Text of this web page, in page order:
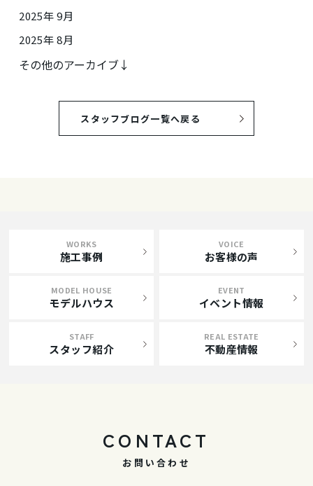
2025年 9月
2025年 8月
その他のアーカイブ↓
スタッフブログ一覧へ戻る
WORKS
施工事例
VOICE
お客様の声
MODEL HOUSE
モデルハウス
EVENT
イベント情報
STAFF
スタッフ紹介
REAL ESTATE
不動産情報
CONTACT
お問い合わせ